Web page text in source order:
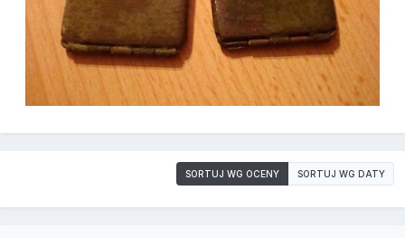
SORTUJ WG OCENY SORTUJ WG DATY